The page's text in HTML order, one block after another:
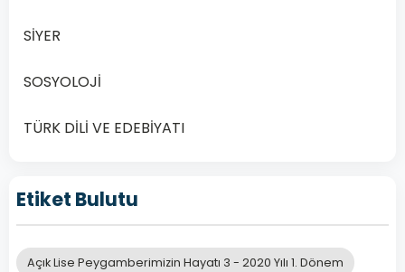
SİYER
SOSYOLOJİ
TÜRK DİLİ VE EDEBİYATI
Etiket Bulutu
Açık Lise Peygamberimizin Hayatı 3 - 2020 Yılı 1. Dönem